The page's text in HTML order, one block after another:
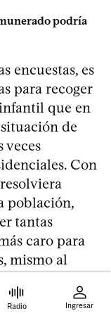
podría
encuestas, es
para recoger
que en
de
veces
Con
población,
tantas
caro para
mismo al
más
Radio Ingresar